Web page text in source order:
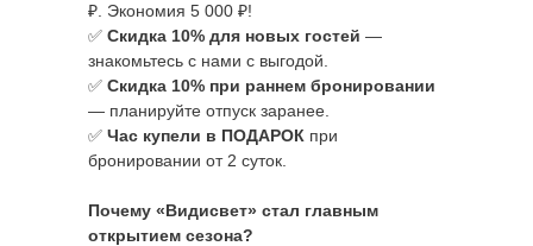
₽. Экономия 5 000 ₽!
✅ Скидка 10% для новых гостей —
знакомьтесь с нами с выгодой.
✅ Скидка 10% при раннем бронировании
— планируйте отпуск заранее.
✅ Час купели в ПОДАРОК при
бронировании от 2 суток.
Почему «Видисвет» стал главным
открытием сезона?